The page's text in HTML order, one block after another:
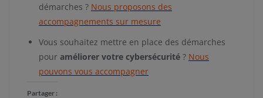
démarches ? Nous proposons des
accompagnements sur mesure
Vous souhaitez mettre en place des démarches
pour améliorer votre cybersécurité ? Nous
pouvons vous accompagner
Partager :